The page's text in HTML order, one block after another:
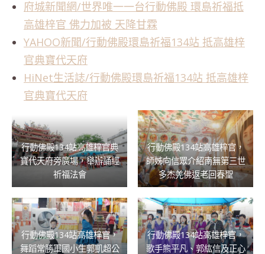
府城新聞網/世界唯一一台行動佛殿 環島祈福抵
高雄梓官 佛力加被 天降甘霖
YAHOO新聞/行動佛殿環島祈福134站 抵高雄梓
官典寶代天府
HiNet生活誌/行動佛殿環島祈福134站 抵高雄梓
官典寶代天府
行動佛殿134站高雄梓官典
寶代天府旁廣場，舉辦誦經
祈福法會
行動佛殿134站高雄梓官，
師姊向信眾介紹南無第三世
多杰羌佛返老回春聖
行動佛殿134站高雄梓官，
舞蹈常勝軍國小生郭凱超公
行動佛殿134站高雄梓官，
歌手熊平凡、郭紘信及正心